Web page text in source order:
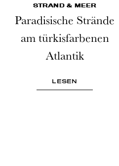
STRAND & MEER
Paradisische Strände
am türkisfarbenen
Atlantik
LESEN